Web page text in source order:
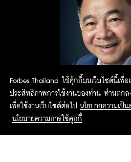
Forbes Thailand ใช้คุ้กกี้บนเว็บไซต์นี้เพื่อ
ประสิทธิภาพการใช้งานของท่าน ท่านตกล
เพื่อใช้งานเว็บไซต์ต่อไป นโยบายความเป็น
นโยบายความการใช้คุกกี้
2015 Forbesthailand.com ALL